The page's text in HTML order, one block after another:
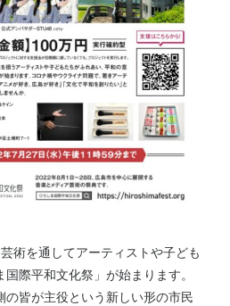
術を通してアーティストや子ども
際平和文化祭」が始まります。
の皆が主役という新しい形の市民